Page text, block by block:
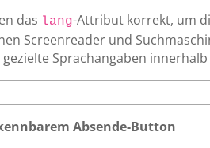
das lang-Attribut korrekt, um
Screenreader und
Sprachangaben
Absende-Button